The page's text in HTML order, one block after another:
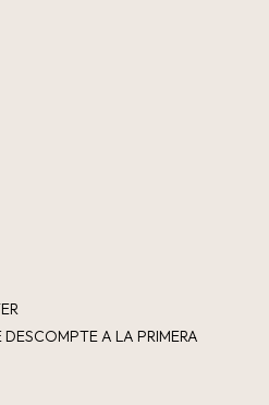
A LA PRIMERA